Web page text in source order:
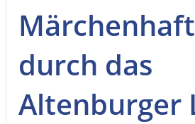
Sendungen
Sender
Werbung
durch das
Altenburger